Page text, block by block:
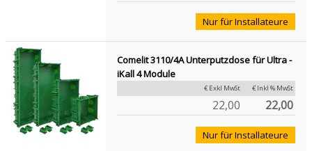
Nur für Installateure
Comelit 3110/4A Unterputzdose für Ultra -
iKall 4 Module
€ Exkl MwSt € Inkl % MwSt
22,00 22,00
Nur für Installateure